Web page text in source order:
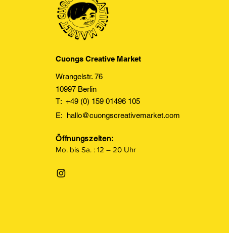
Cuongs Creative Market
Wrangelstr. 76
10997 Berlin
T: +49 (0) 159 01496 105
E: hallo@cuongscreativemarket.com
Öffnungszeiten:
Mo. bis Sa. : 12 – 20 Uhr